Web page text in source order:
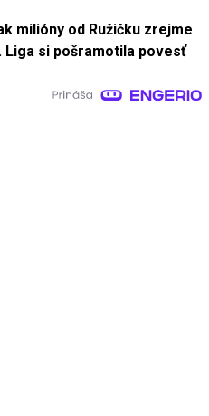
milióny od Ružičku zrejme
Liga si pošramotila povesť